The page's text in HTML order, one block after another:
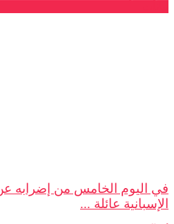
في اليوم الخامس من إضرابه
الإسبانية عائلة ...